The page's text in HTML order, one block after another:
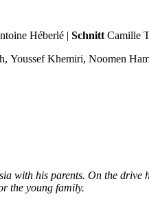
Héberlé | Schnitt Camille
Youssef Khemiri, Noomen
with his parents. On the
the young family.